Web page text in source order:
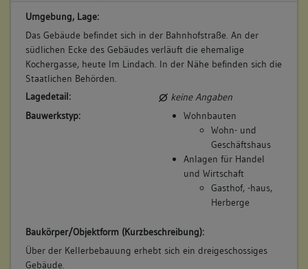
3. Bauphase:
(1696 - 1816)
Keller 1: Liegt unter dem südlichen Gebäudeflügel, und
dürfte bei dessen Erbauung zeitgleich errichtet worden sein.
Möglicherweise wurde bei der Erstellung dieses Kellers eine
ältere Mauerwerkssituation mit einbezogen. Diese Wand zeigt
stoßende Gewölbe. Das Gewölbe wurde zeitgleich mit der
Endvermauerung mit selbigem aus. Die Lüftungssituation ist
innerhalb des Gebäudes als scharriertes und vergittertes
Sandsteingewände einsehbar, mit dem Befund eines
darüberliegenden ebenso eingelassenen Fensters, weist diese
Baulichkeit als ehemalige Außenwand des Gebäudes aus. In
Umgebung, Lage:
Das Gebäude befindet sich in der Bahnhofstraße. An der
südlichen Ecke des Gebäudes verläuft die ehemalige
Kochergasse, heute Im Lindach. In der Nähe befinden sich die
Staatlichen Behörden.
Lagedetail:
keine Angaben
Bauwerkstyp:
Wohnbauten
Wohn- und
Geschäftshaus
Anlagen für Handel
und Wirtschaft
Gasthof, -haus,
Herberge
Baukörper/Objektform (Kurzbeschreibung):
Über der Kellerbebauung erhebt sich ein dreigeschossiges
Gebäude.